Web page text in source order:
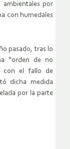
ambientales por
con humedales
pasado, tras lo
“orden de no
con el fallo de
dicha medida
por la parte